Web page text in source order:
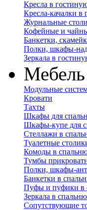
Кресла в
Кресла-качалки в
Журнальные
Кофейные и
Банкетки,
Полки, шкафы-
Зеркала в
Модульные
Кровати
Тахты
Шкафы для
Шкафы-купе для
Стеллажи в
Туалетные
Комоды в
Тумбы
Полки, шкафы-
Банкетки в
Пуфы и пуфики в
Зеркала в спальню
Сопутствующие